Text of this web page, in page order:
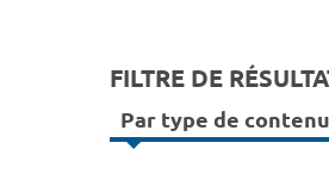
FILTRE DE
Par type de contenu